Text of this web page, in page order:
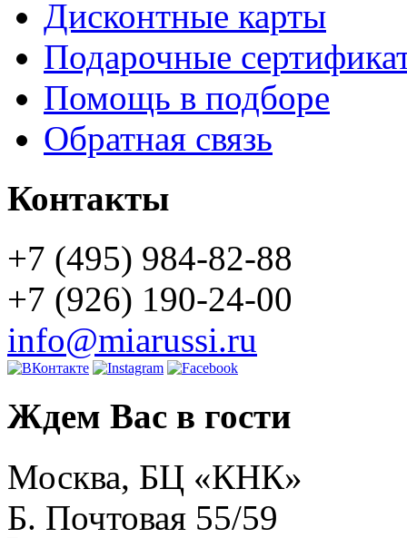
Дисконтные карты
Подарочные
Помощь в подборе
Обратная связь
Контакты
+7 (495) 984-82-88
+7 (926) 190-24-00
info@miarussi.ru
Ждем Вас в гости
Москва, БЦ «КНК»
Б. Почтовая 55/59